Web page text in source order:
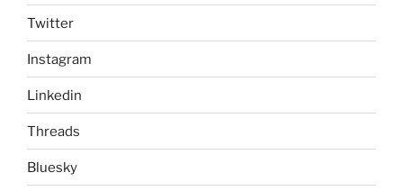
Twitter
Instagram
Linkedin
Threads
Bluesky